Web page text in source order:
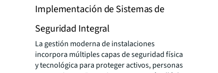
Implementación de Sistemas de
Seguridad Integral
La gestión moderna de instalaciones
incorpora múltiples capas de seguridad física
y tecnológica para proteger activos, personas